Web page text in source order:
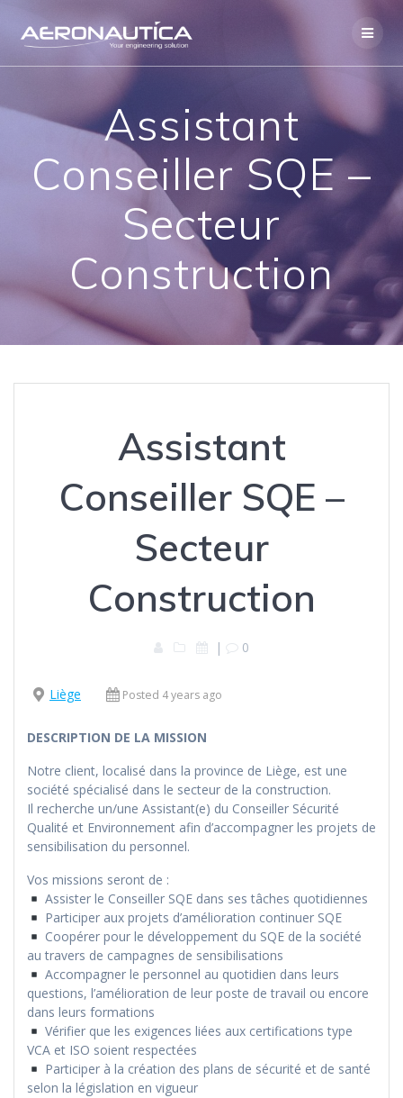
Assistant
Conseiller SQE –
Secteur
Construction
Assistant
Conseiller SQE –
Secteur
Construction
| 0
Liège Posted 4 years ago
DESCRIPTION DE LA MISSION
Notre client, localisé dans la province de Liège, est une
société spécialisé dans le secteur de la construction.
Il recherche un/une Assistant(e) du Conseiller Sécurité
Qualité et Environnement afin d’accompagner les projets de
sensibilisation du personnel.
Vos missions seront de :
Assister le Conseiller SQE dans ses tâches quotidiennes
Participer aux projets d’amélioration continuer SQE
Coopérer pour le développement du SQE de la société
au travers de campagnes de sensibilisations
Accompagner le personnel au quotidien dans leurs
questions, l’amélioration de leur poste de travail ou encore
dans leurs formations
Vérifier que les exigences liées aux certifications type
VCA et ISO soient respectées
Participer à la création des plans de sécurité et de santé
selon la législation en vigueur